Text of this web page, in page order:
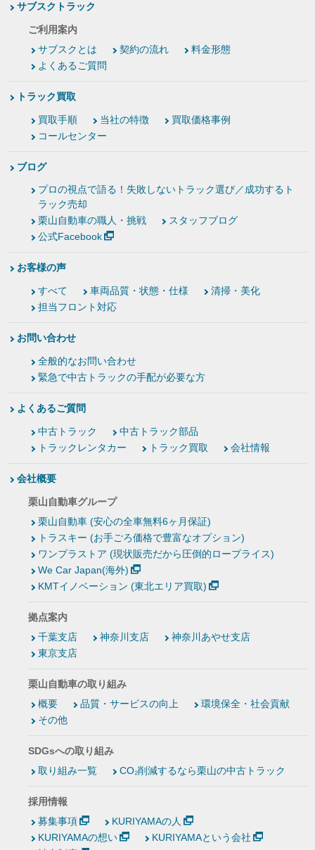
サブスクトラック
ご利用案内
サブスクとは
契約の流れ
料金形態
よくあるご質問
トラック買取
買取手順 当社の特徴
買取価格事例
コールセンター
ブログ
プロの視点で語る！失敗しないトラック選び／成功するト
ラック売却
栗山自動車の職人・挑戦
スタッフブログ
公式Facebook
お客様の声
すべて 車両品質・状態・仕様
清掃・美化
担当フロント対応
お問い合わせ
全般的なお問い合わせ
緊急で中古トラックの手配が必要な方
よくあるご質問
中古トラック
中古トラック部品
トラックレンタカー
トラック買取 会社情報
会社概要
栗山自動車グループ
栗山自動車 (安心の全車無料6ヶ月保証)
トラスキー (お手ごろ価格で豊富なオプション)
ワンプラストア (現状販売だから圧倒的ロープライス)
We Car Japan(海外)
KMTイノベーション (東北エリア買取)
拠点案内
千葉支店
神奈川支店
神奈川あやせ支店
東京支店
栗山自動車の取り組み
概要
品質・サービスの向上
環境保全・社会貢献
その他
SDGsへの取り組み
取り組み一覧
CO₂削減するなら栗山の中古トラック
採用情報
募集事項
KURIYAMAの人
KURIYAMAの想い
KURIYAMAという会社